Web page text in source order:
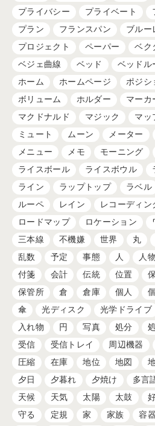
プライバシー
プライベート
プラン
フランスパン ブルー
プロジェクト
ペーパー ベク
ベジェ曲線
ベッド ベッドル
ホーム
ホームページ ポジシ
ボリューム
ホルダー マーカ
マクドナルド
マジック マッ
ミュート
ムーン メーター
メニュー
メモ モーニング
ライスボール
ライスボウル
ライン
ラップトップ ラベル
ルーペ
レイン レコーディン
ロードマップ
ロケーション
三本線
不機嫌 世界 丸
乱数
予定 事態 人 人物
付箋
会計 伝統 位置
保管所
倉 倉庫 個人
傘
光ディスク 光学ドライブ
入れ物
円 写真 処分
受信
受信トレイ 周辺機器
圧縮
在庫 地位 地図
夕日
夕暮れ 夕焼け 多言
天候
天気 太陽 太鼓
守る
定規 家 家族 容器